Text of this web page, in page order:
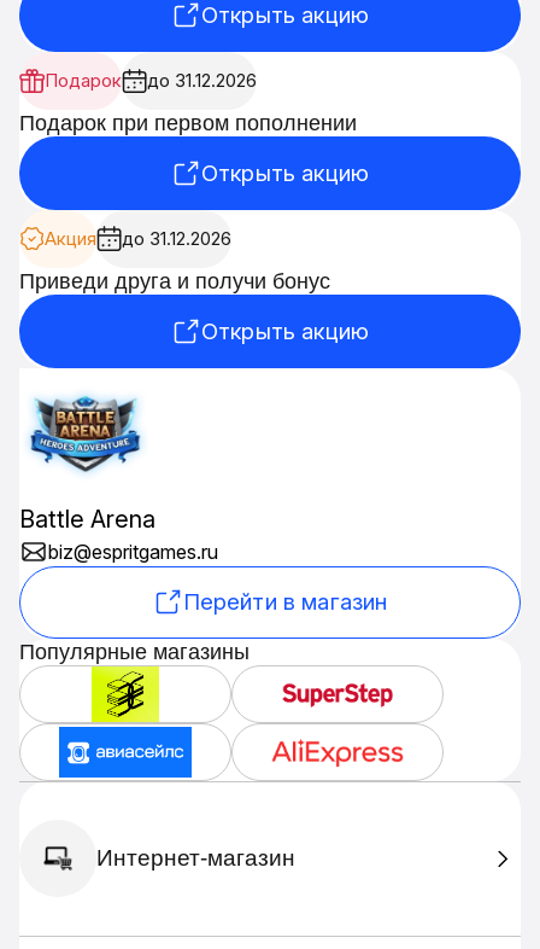
Открыть акцию
Подарок до 31.12.2026
Подарок при первом пополнении
Открыть акцию
Акция до 31.12.2026
Приведи друга и получи бонус
Открыть акцию
Battle Arena
biz@espritgames.ru
Перейти в магазин
Популярные магазины
Интернет-магазин